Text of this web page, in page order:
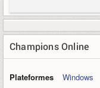
Champions Online
Plateformes
Windows